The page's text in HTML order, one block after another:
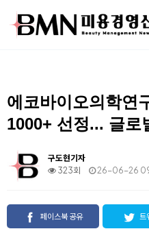
에코바이오의학연
1000+ 선정... 글로
구도현기자
323회
26-06-26
페이스북 공유 트